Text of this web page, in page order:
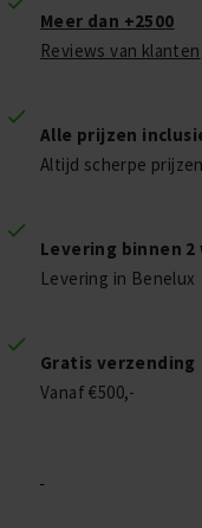
Meer dan +2500
Reviews van klanten
Alle prijzen
Altijd scherpe prijzen
Levering binnen 2
Levering in Benelux
Gratis verzending
Vanaf €500,-